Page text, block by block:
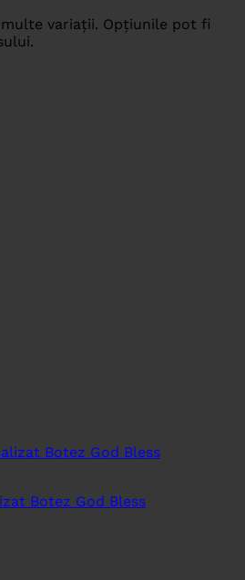
variații. Opțiunile pot fi
Botez God Bless